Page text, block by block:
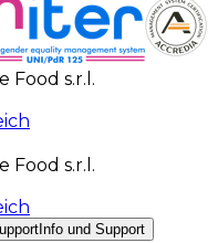
Food s.r.l.
Food s.r.l.
Info und Support